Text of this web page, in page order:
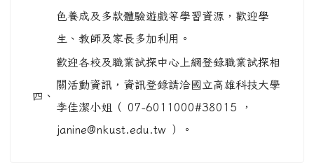
色養成及多款體驗遊戲等學習資源，歡迎學
生、教師及家長多加利用。
四、
歡迎各校及職業試探中心上網登錄職業試探相
關活動資訊，資訊登錄請洽國立高雄科技大學
李佳潔小姐（ 07-6011000#38015 ，
janine@nkust.edu.tw ）。